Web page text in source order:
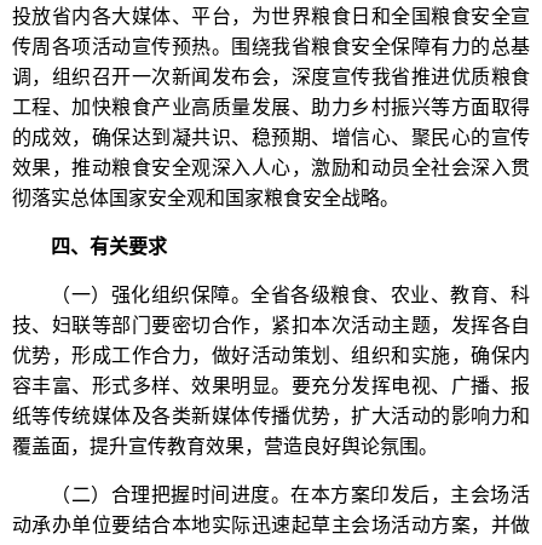
投放省内各大媒体、平台，为世界粮食日和全国粮食安全宣
传周各项活动宣传预热。围绕我省粮食安全保障有力的总基
调，组织召开一次新闻发布会，深度宣传我省推进优质粮食
工程、加快粮食产业高质量发展、助力乡村振兴等方面取得
的成效，确保达到凝共识、稳预期、增信心、聚民心的宣传
效果，推动粮食安全观深入人心，激励和动员全社会深入贯
彻落实总体国家安全观和国家粮食安全战略。
四、有关要求
（一）强化组织保障。全省各级粮食、农业、教育、科
技、妇联等部门要密切合作，紧扣本次活动主题，发挥各自
优势，形成工作合力，做好活动策划、组织和实施，确保内
容丰富、形式多样、效果明显。要充分发挥电视、广播、报
纸等传统媒体及各类新媒体传播优势，扩大活动的影响力和
覆盖面，提升宣传教育效果，营造良好舆论氛围。
（二）合理把握时间进度。在本方案印发后，主会场活
动承办单位要结合本地实际迅速起草主会场活动方案，并做